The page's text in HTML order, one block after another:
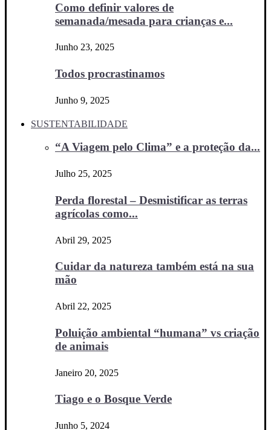
Como definir valores de
semanada/mesada para crianças e...
Junho 23, 2025
Todos procrastinamos
Junho 9, 2025
SUSTENTABILIDADE
“A Viagem pelo Clima” e a proteção da...
Julho 25, 2025
Perda florestal – Desmistificar as terras
agrícolas como...
Abril 29, 2025
Cuidar da natureza também está na sua
mão
Abril 22, 2025
Poluição ambiental “humana” vs criação
de animais
Janeiro 20, 2025
Tiago e o Bosque Verde
Junho 5, 2024